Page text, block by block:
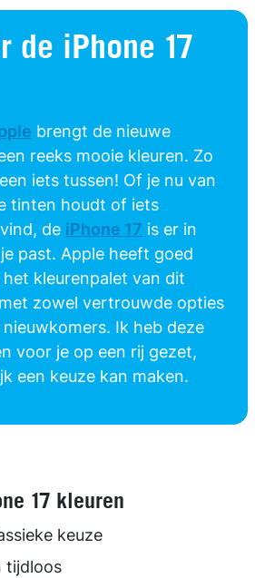
de iPhone 17
brengt de nieuwe
reeks mooie kleuren. Zo
iets tussen! Of je nu van
tinten houdt of iets
de iPhone 17 is er in
past. Apple heeft goed
kleurenpalet van dit
zowel vertrouwde opties
Ik heb deze
voor je op een rij gezet,
een keuze kan maken.
17 kleuren
keuze
tijdloos